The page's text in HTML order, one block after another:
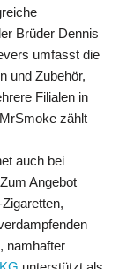
Brüder Dennis
umfasst die
und Zubehör,
Filialen in
zählt
auch bei
Angebot
namhafter